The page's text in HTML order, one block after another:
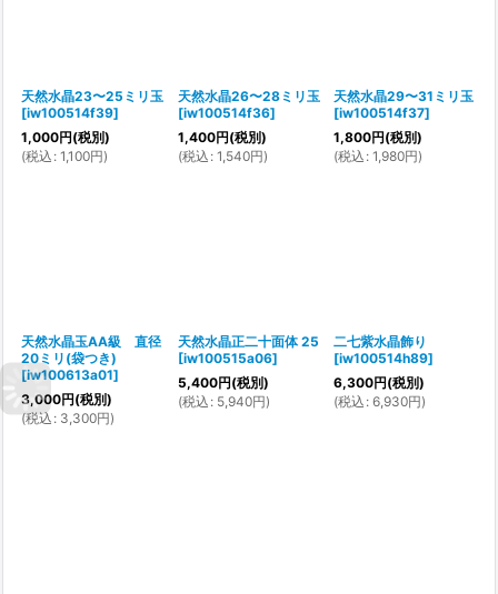
天然水晶23〜25ミリ玉
[iw100514f39]
1,000円(税別)
(税込 : 1,100円)
天然水晶26〜28ミリ玉
[iw100514f36]
1,400円(税別)
(税込 : 1,540円)
天然水晶29〜31ミリ玉
[iw100514f37]
1,800円(税別)
(税込 : 1,980円)
天然水晶玉AA級 直径
20ミリ(袋つき)
[iw100613a01]
3,000円(税別)
(税込 : 3,300円)
天然水晶正二十面体 25
[iw100515a06]
5,400円(税別)
(税込 : 5,940円)
二七紫水晶飾り
[iw100514h89]
6,300円(税別)
(税込 : 6,930円)